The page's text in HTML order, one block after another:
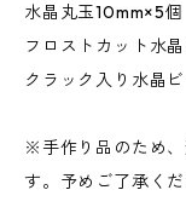
水晶丸玉10mm×5個
フロストカット水
クラック入り水晶
※手作り品のため
す。予めご了承くだ